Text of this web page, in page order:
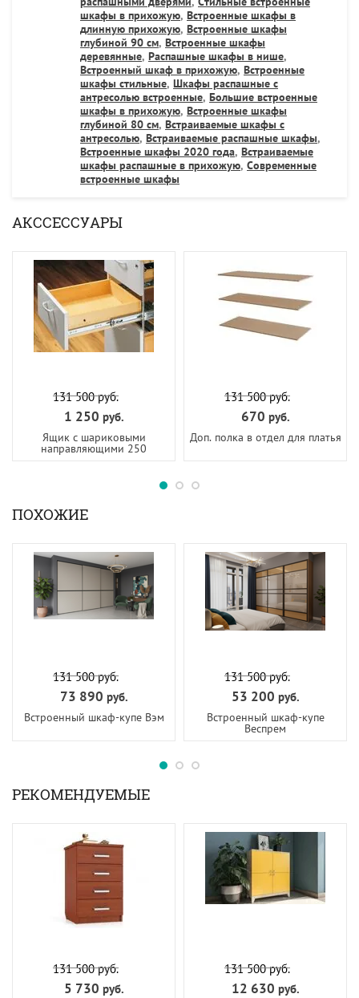
шкафы в прихожую, Встроенные шкафы в
длинную прихожую, Встроенные шкафы
глубиной 90 см, Встроенные шкафы
деревянные, Распашные шкафы в нише,
Встроенный шкаф в прихожую, Встроенные
шкафы стильные, Шкафы распашные с
антресолью встроенные, Большие встроенные
шкафы в прихожую, Встроенные шкафы
глубиной 80 см, Встраиваемые шкафы с
антресолью, Встраиваемые распашные шкафы,
Встроенные шкафы 2020 года, Встраиваемые
шкафы распашные в прихожую, Современные
встроенные шкафы
АКССЕССУАРЫ
131 500руб.
1 250 руб.
Ящик с шариковыми
направляющими 250
131 500руб.
670 руб.
Доп. полка в отдел для платья
ПОХОЖИЕ
131 500руб.
73 890 руб.
Встроенный шкаф-купе Вэм
131 500руб.
53 200 руб.
Встроенный шкаф-купе
Веспрем
РЕКОМЕНДУЕМЫЕ
131 500руб.
5 730 руб.
131 500руб.
12 630 руб.